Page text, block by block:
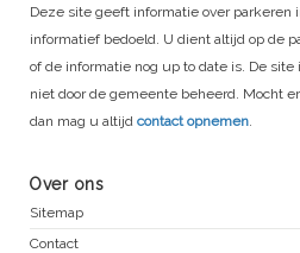
Deze site geeft informatie over parkeren
informatief bedoeld. U dient altijd op de
of de informatie nog up to date is. De
niet door de gemeente beheerd. Mocht
dan mag u altijd contact opnemen
Over ons
Sitemap
Contact